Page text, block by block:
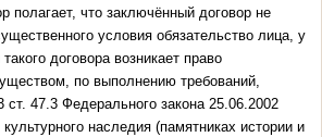
полагает, что заключённый договор не
условия обязательство лица, у
договора возникает право
по выполнению требований,
ст. 47.3 Федерального закона 25.06.2002
наследия (памятниках истории и